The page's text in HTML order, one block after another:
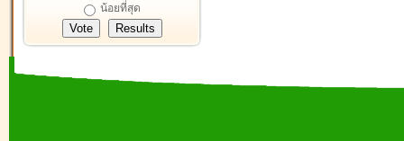
น้อยที่สุด